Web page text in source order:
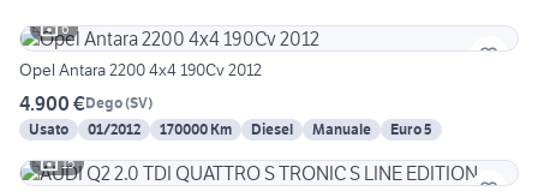
6
Opel Antara 2200 4x4 190Cv 2012
4.900 €Dego(SV)
Usato
01/2012 170000 Km Diesel Manuale
Euro 5
15